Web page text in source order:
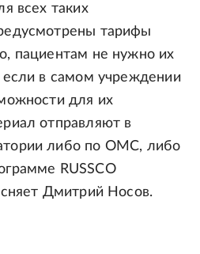
всех таких
тарифы
пациентам не нужно их
в самом учреждении
для их
отправляют в
либо по ОМС, либо
RUSSCO
Дмитрий Носов.